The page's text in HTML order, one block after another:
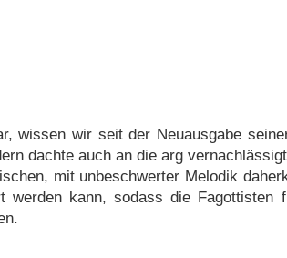
wissen wir seit der Neuausgabe
dachte auch an die arg
mit unbeschwerter Melodik
kann, sodass die Fagottisten